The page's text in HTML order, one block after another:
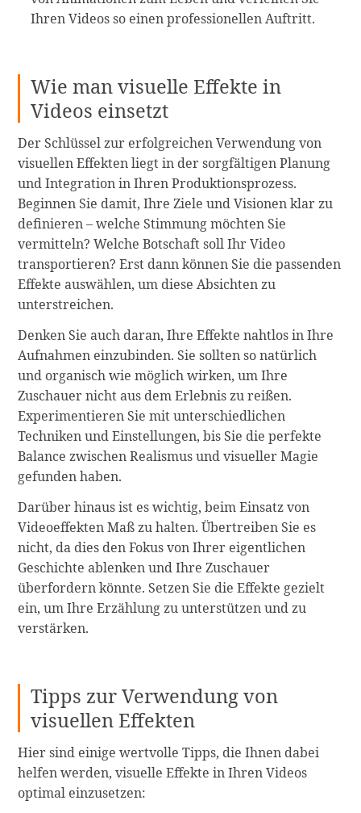
Ihren Videos so einen professionellen Auftritt.
Wie man visuelle Effekte in
Videos einsetzt
Der Schlüssel zur erfolgreichen Verwendung von
visuellen Effekten liegt in der sorgfältigen Planung
und Integration in Ihren Produktionsprozess.
Beginnen Sie damit, Ihre Ziele und Visionen klar zu
definieren – welche Stimmung möchten Sie
vermitteln? Welche Botschaft soll Ihr Video
transportieren? Erst dann können Sie die passenden
Effekte auswählen, um diese Absichten zu
unterstreichen.
Denken Sie auch daran, Ihre Effekte nahtlos in Ihre
Aufnahmen einzubinden. Sie sollten so natürlich
und organisch wie möglich wirken, um Ihre
Zuschauer nicht aus dem Erlebnis zu reißen.
Experimentieren Sie mit unterschiedlichen
Techniken und Einstellungen, bis Sie die perfekte
Balance zwischen Realismus und visueller Magie
gefunden haben.
Darüber hinaus ist es wichtig, beim Einsatz von
Videoeffekten Maß zu halten. Übertreiben Sie es
nicht, da dies den Fokus von Ihrer eigentlichen
Geschichte ablenken und Ihre Zuschauer
überfordern könnte. Setzen Sie die Effekte gezielt
ein, um Ihre Erzählung zu unterstützen und zu
verstärken.
Tipps zur Verwendung von
visuellen Effekten
Hier sind einige wertvolle Tipps, die Ihnen dabei
helfen werden, visuelle Effekte in Ihren Videos
optimal einzusetzen: